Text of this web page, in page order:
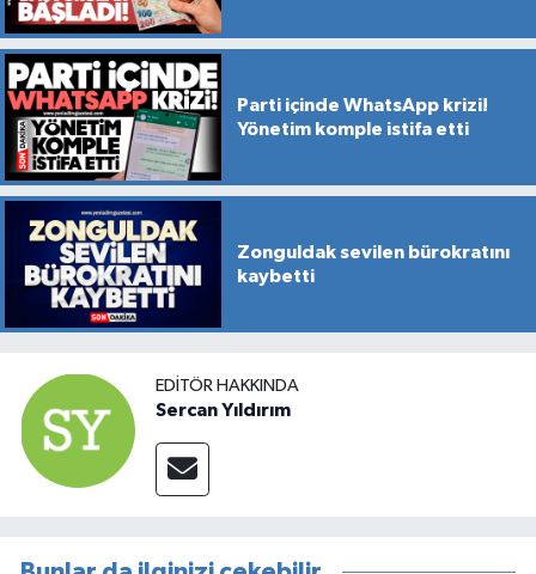
Parti içinde WhatsApp krizi!
Yönetim komple istifa etti
Zonguldak sevilen bürokratını
kaybetti
EDITÖR HAKKINDA
Sercan Yıldırım